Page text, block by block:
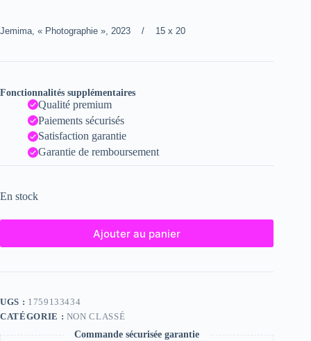
Jemima, « Photographie », 2023 / 15 x 20
Fonctionnalités supplémentaires
Qualité premium
Paiements sécurisés
Satisfaction garantie
Garantie de remboursement
En stock
Ajouter au panier
UGS : 1759133434
CATÉGORIE : NON CLASSÉ
Commande sécurisée garantie